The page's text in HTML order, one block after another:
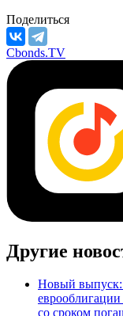
Поделиться
Cbonds.TV
Другие
Новый выпуск:
со сроком